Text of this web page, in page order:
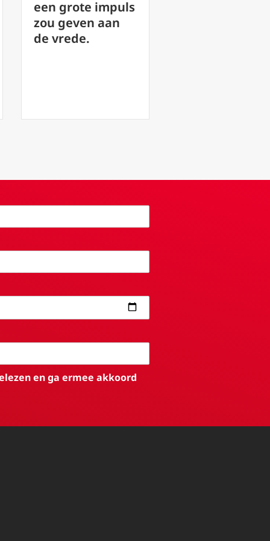
impuls
aan
muziek als een
weg naar God
en ga ermee akkoord